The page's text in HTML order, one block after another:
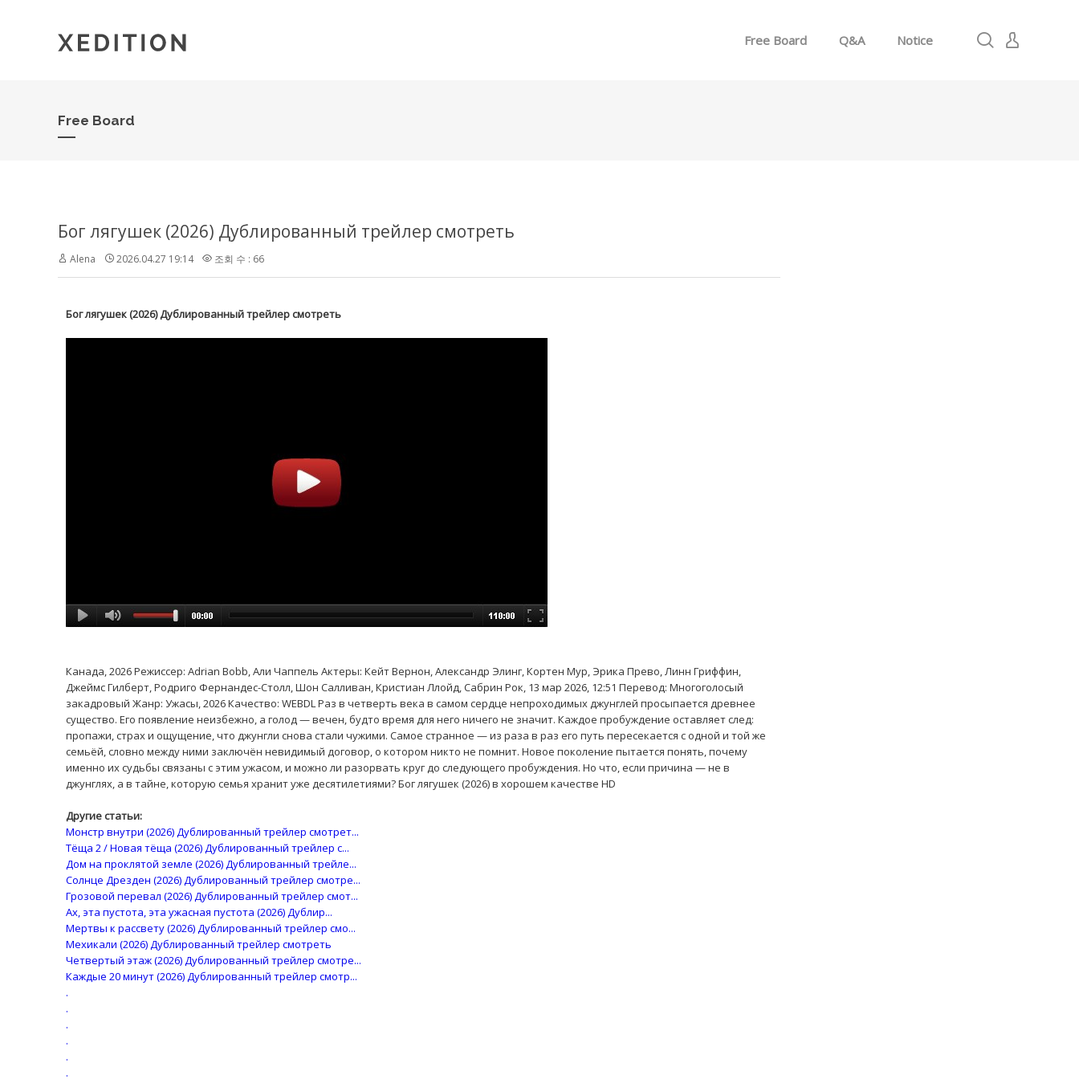
Free Board Q&A Notice
Free Board
Бог лягушек (2026) Дублированный трейлер смотреть
Alena 2026.04.27 19:14 조회 수 : 66
Бог лягушек (2026) Дублированный трейлер смотреть
Канада, 2026 Режиссер: Adrian Bobb, Али Чаппель Актеры: Кейт Вернон, Александр Элинг, Кортен Мур, Эрика Прево, Линн Гриффин,
Джеймс Гилберт, Родриго Фернандес-Столл, Шон Салливан, Кристиан Ллойд, Сабрин Рок, 13 мар 2026, 12:51 Перевод: Многоголосый
закадровый Жанр: Ужасы, 2026 Качество: WEBDL Раз в четверть века в самом сердце непроходимых джунглей просыпается древнее
существо. Его появление неизбежно, а голод — вечен, будто время для него ничего не значит. Каждое пробуждение оставляет след:
пропажи, страх и ощущение, что джунгли снова стали чужими. Самое странное — из раза в раз его путь пересекается с одной и той же
семьёй, словно между ними заключён невидимый договор, о котором никто не помнит. Новое поколение пытается понять, почему
именно их судьбы связаны с этим ужасом, и можно ли разорвать круг до следующего пробуждения. Но что, если причина — не в
джунглях, а в тайне, которую семья хранит уже десятилетиями? Бог лягушек (2026) в хорошем качестве HD
Другие статьи:
Монстр внутри (2026) Дублированный трейлер смотрет...
Тёща 2 / Новая тёща (2026) Дублированный трейлер с...
Дом на проклятой земле (2026) Дублированный трейле...
Солнце Дрезден (2026) Дублированный трейлер смотре...
Грозовой перевал (2026) Дублированный трейлер смот...
Ах, эта пустота, эта ужасная пустота (2026) Дублир...
Мертвы к рассвету (2026) Дублированный трейлер смо...
Мехикали (2026) Дублированный трейлер смотреть
Четвертый этаж (2026) Дублированный трейлер смотре...
Каждые 20 минут (2026) Дублированный трейлер смотр...
.
.
.
.
.
.